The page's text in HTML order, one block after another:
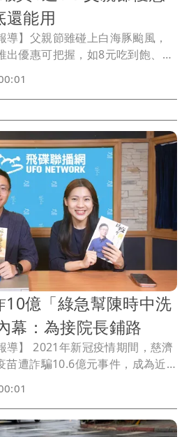
能用
導】父親節雖碰上白海豚颱風，
出優惠可把握，如8元吃到飽、龍
廳、涮涮鍋或泰式料理等美
後續也可找時間慶祝吃大餐。
10億「綠急幫陳時中洗
幕：為接院長鋪路
導】 2021年新冠疫情期間，慈濟
苗遭詐騙10.6億元事件，成為近
巧芯就大膽預言，民進黨現在
洗白，是替他未來接任行政院